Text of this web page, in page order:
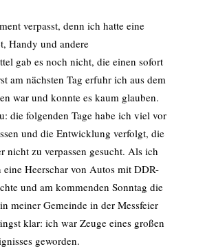
verpasst, denn ich hatte eine
Handy und andere
gab es noch nicht, die einen sofort
am nächsten Tag erfuhr ich aus dem
war und konnte es kaum glauben.
die folgenden Tage habe ich viel vor
und die Entwicklung verfolgt, die
nicht zu verpassen gesucht. Als ich
Heerschar von Autos mit DDR-
und am kommenden Sonntag die
meiner Gemeinde in der Messfeier
klar: ich war Zeuge eines großen
geworden.